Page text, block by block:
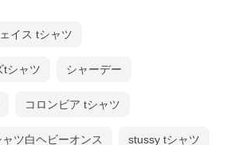
イス tシャツ
tシャツ シャーデー
コロンビア tシャツ
ャツ白ヘビーオンス stussy tシャツ